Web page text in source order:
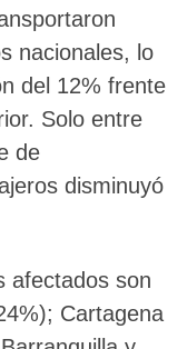
nacionales, lo
del 12% frente
Solo entre
de
disminuyó
afectados son
Cartagena